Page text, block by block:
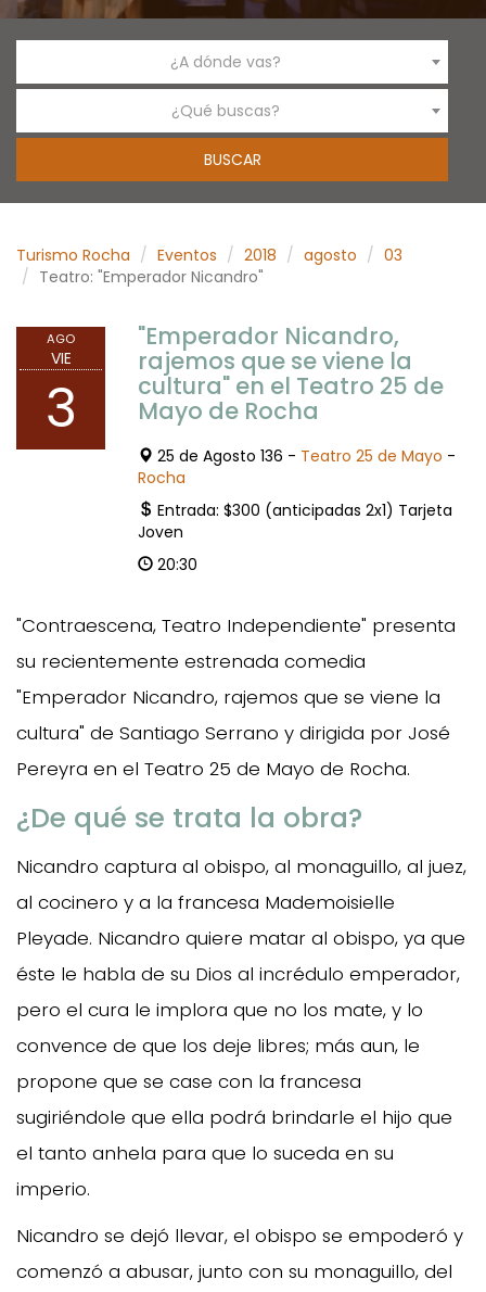
¿A dónde vas?
¿Qué buscas?
Turismo Rocha Eventos 2018 agosto
03
Teatro: "Emperador Nicandro"
AGO
VIE
3
"Emperador Nicandro,
rajemos que se viene la
cultura" en el Teatro 25 de
Mayo de Rocha
25 de Agosto 136 - Teatro 25 de Mayo -
Rocha
Entrada: $300 (anticipadas 2x1) Tarjeta
Joven
20:30
"Contraescena, Teatro Independiente" presenta
su recientemente estrenada comedia
"Emperador Nicandro, rajemos que se viene la
cultura" de Santiago Serrano y dirigida por José
Pereyra en el Teatro 25 de Mayo de Rocha.
¿De qué se trata la obra?
Nicandro captura al obispo, al monaguillo, al juez,
al cocinero y a la francesa Mademoisielle
Pleyade. Nicandro quiere matar al obispo, ya que
éste le habla de su Dios al incrédulo emperador,
pero el cura le implora que no los mate, y lo
convence de que los deje libres; más aun, le
propone que se case con la francesa
sugiriéndole que ella podrá brindarle el hijo que
el tanto anhela para que lo suceda en su
imperio.
Nicandro se dejó llevar, el obispo se empoderó y
comenzó a abusar, junto con su monaguillo, del